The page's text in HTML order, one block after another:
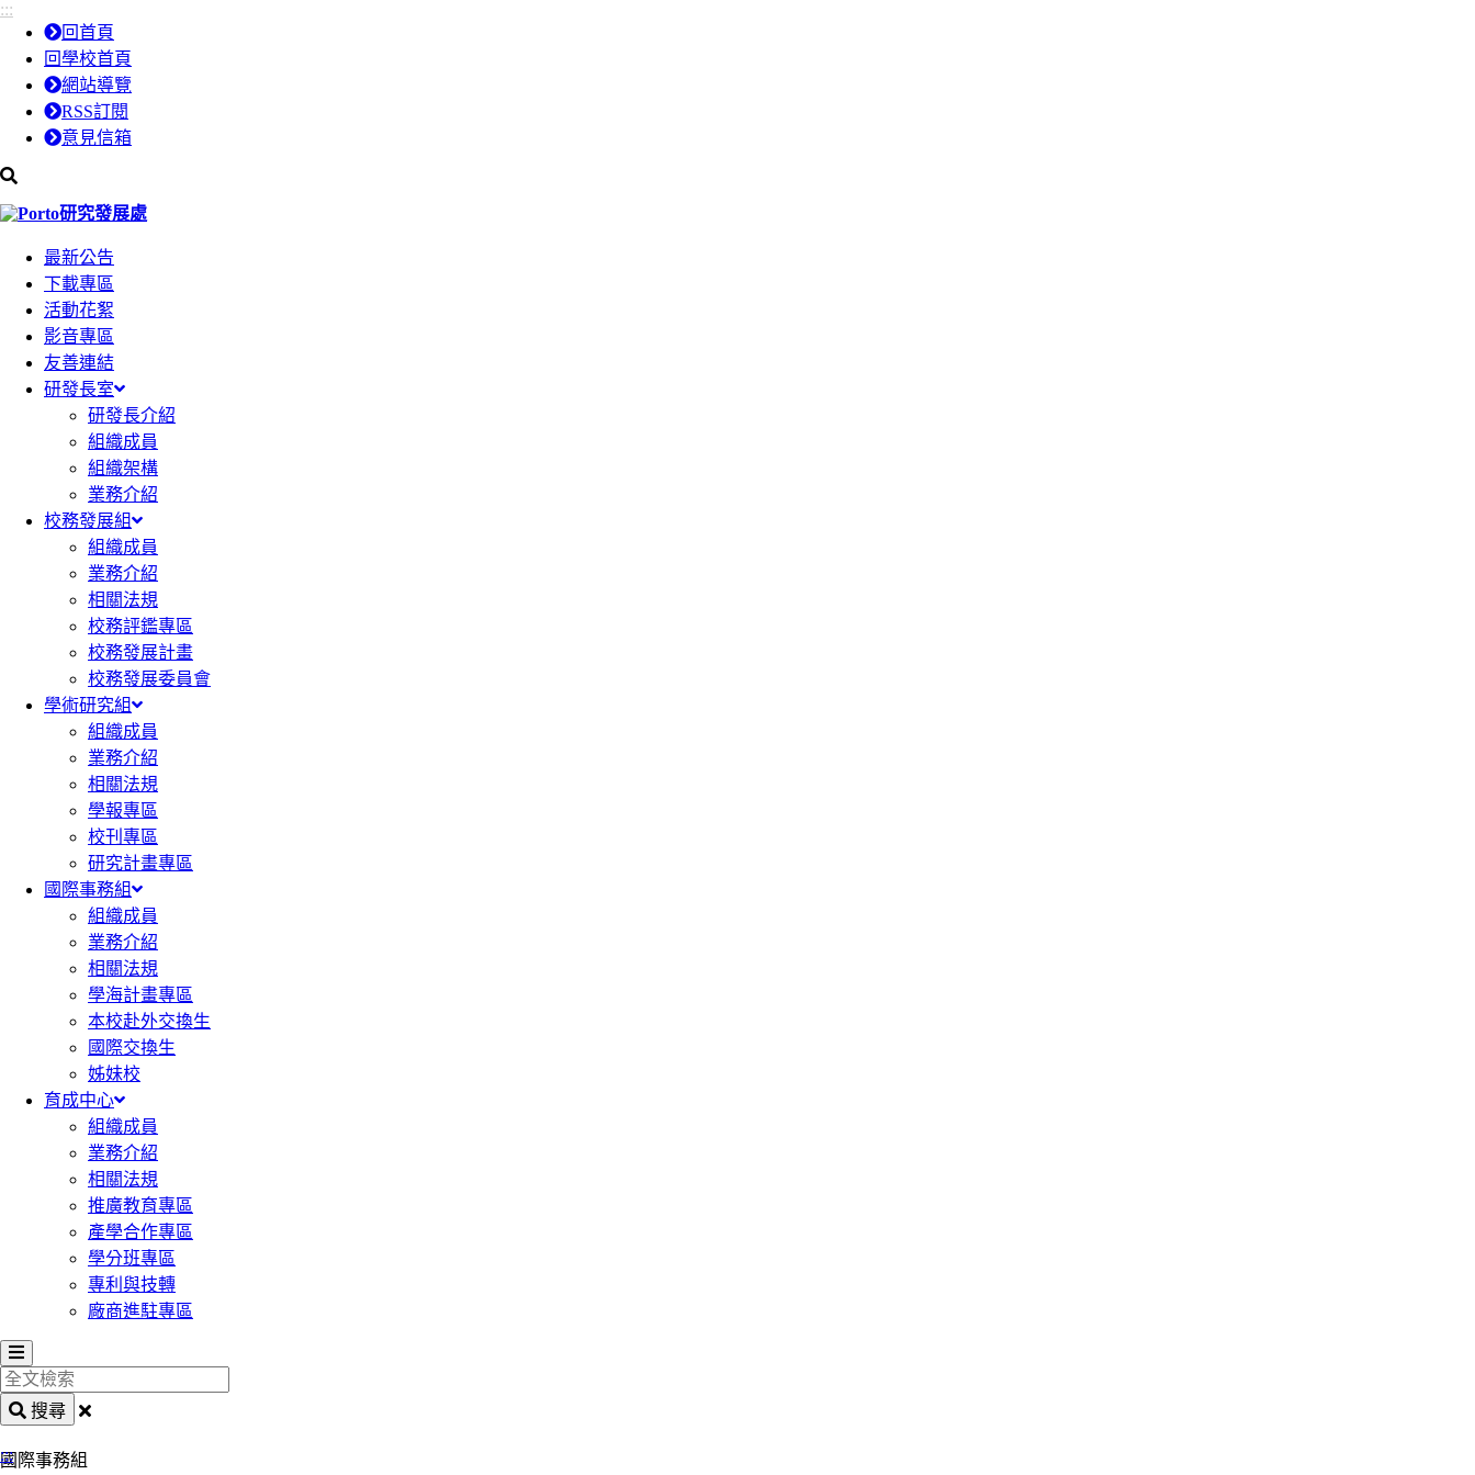
容
區
塊
容
區
塊
:::
回首頁
回學校首頁
網站導覽
RSS訂閱
意見信箱
研究發展處
最新公告
下載專區
活動花絮
影音專區
友善連結
研發長室
研發長介紹
組織成員
組織架構
業務介紹
校務發展組
組織成員
業務介紹
相關法規
校務評鑑專區
校務發展計畫
校務發展委員會
學術研究組
組織成員
業務介紹
相關法規
學報專區
校刊專區
研究計畫專區
國際事務組
組織成員
業務介紹
相關法規
學海計畫專區
本校赴外交換生
國際交換生
姊妹校
育成中心
組織成員
業務介紹
相關法規
推廣教育專區
產學合作專區
學分班專區
專利與技轉
廠商進駐專區
全
文
索
搜尋
:::
國際事務組